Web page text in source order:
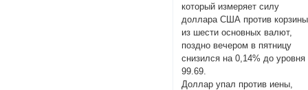
который измеряет силу
доллара США против корзины
из шести основных валют,
поздно вечером в пятницу
снизился на 0,14% до уровня
99.69.
Доллар упал против иены,